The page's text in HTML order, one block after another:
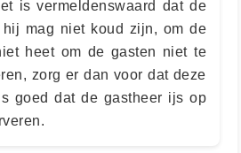
is vermeldenswaard dat de
mag niet koud zijn, om de
heet om de gasten niet te
zorg er dan voor dat deze
goed dat de gastheer ijs op